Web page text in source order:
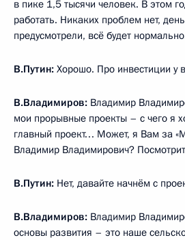
в пике 1,5 тысячи человек. В этом
работать. Никаких проблем нет,
предусмотрели, всё будет
В.Путин: Хорошо. Про инвестиции у
В.Владимиров: Владимир
мои прорывные проекты – с чего я
главный проект… Может, я Вам за
Владимир Владимирович?
В.Путин: Нет, давайте начнём с
В.Владимиров: Владимир
основы развития – это наше